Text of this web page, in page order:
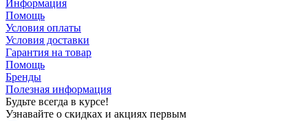
Информация
Помощь
Условия оплаты
Условия доставки
Гарантия на товар
Помощь
Бренды
Полезная информация
Будьте всегда в курсе!
Узнавайте о скидках и акциях первым